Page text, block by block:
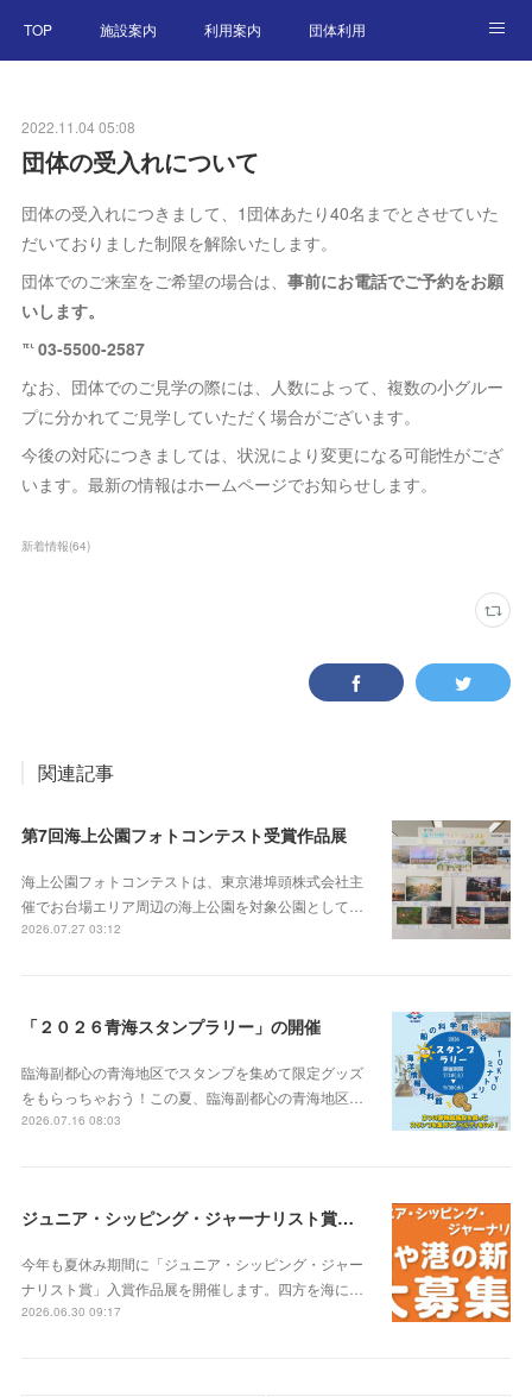
TOP 施設案内 利用案内 団体利用
2022.11.04 05:08
団体の受入れについて
団体の受入れにつきまして、1団体あたり40名までとさせていた
だいておりました制限を解除いたします。
団体でのご来室をご希望の場合は、事前にお電話でご予約をお願
いします。
℡ 03-5500-2587
なお、団体でのご見学の際には、人数によって、複数の小グルー
プに分かれてご見学していただく場合がございます。
今後の対応につきましては、状況により変更になる可能性がござ
います。最新の情報はホームページでお知らせします。
新着情報(64)
関連記事
第7回海上公園フォトコンテスト受賞作品展
海上公園フォトコンテストは、東京港埠頭株式会社主
催でお台場エリア周辺の海上公園を対象公園として…
2026.07.27 03:12
「２０２６青海スタンプラリー」の開催
臨海副都心の青海地区でスタンプを集めて限定グッズ
をもらっちゃおう！この夏、臨海副都心の青海地区…
2026.07.16 08:03
ジュニア・シッピング・ジャーナリスト賞入賞作品展
今年も夏休み期間に「ジュニア・シッピング・ジャー
ナリスト賞」入賞作品展を開催します。四方を海に…
2026.06.30 09:17